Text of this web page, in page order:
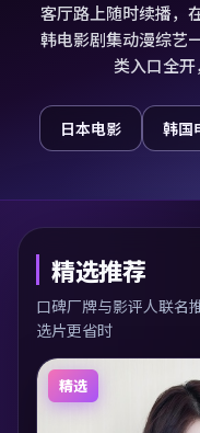
客厅路上随时续播，
韩电影剧集动漫综艺
类入口全开
日本电影 韩国
精选推荐
口碑厂牌与影评人联名
选片更省时
精选